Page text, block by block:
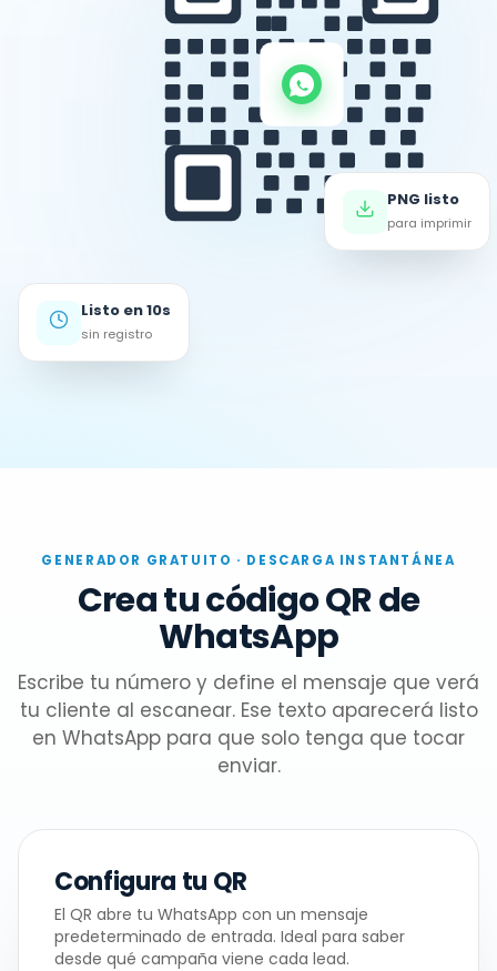
Listo en 10s
sin registro
PNG listo
para imprimir
GENERADOR GRATUITO · DESCARGA INSTANTÁNEA
Crea tu código QR de
WhatsApp
Escribe tu número y define el mensaje que verá
tu cliente al escanear. Ese texto aparecerá listo
en WhatsApp para que solo tenga que tocar
enviar.
Configura tu QR
El QR abre tu WhatsApp con un mensaje
predeterminado de entrada. Ideal para saber
desde qué campaña viene cada lead.